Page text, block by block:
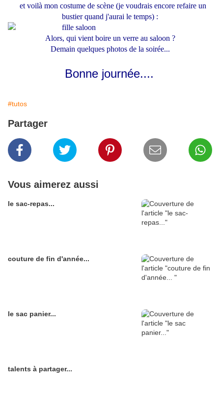
et voilà mon costume de scène (je voudrais encore refaire un
bustier quand j'aurai le temps) :
Alors, qui vient boire un verre au saloon ?
Demain quelques photos de la soirée...
Bonne journée....
#tutos
Partager
Vous aimerez aussi
le sac-repas...
couture de fin d'année...
le sac panier...
talents à partager...